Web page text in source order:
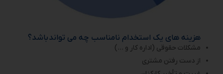
هزینه های یک استخدام نامناسب چه می تواند باشد؟
مشکلات حقوقی (اداره کار و …)
از دست رفتن مشتری